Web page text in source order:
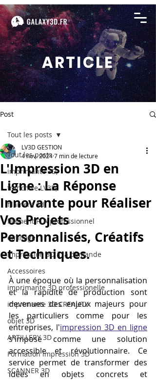
ARTICLE
Post
Tout les posts
imprimante 3D,
franchise LV3D,
filament 3d,
filament PLA professionnel
outillage
impression 3D à la demande
Accessoires
imprimante 3D professionelle
imprimante 3D CREALITY
objet 3D
ARTILLERY 3D
Formation impression 3D
SCANNER 3D
Tout les posts
L'Impression 3D en
Ligne : La Réponse
Innovante pour Réaliser
Vos Projets
Personnalisés, Créatifs
et Techniques.
LV3D GESTION
4 nov. 20247 min de lecture
À une époque où la personnalisation
et la rapidité de production sont
devenues des enjeux majeurs pour
les particuliers comme pour les
entreprises, l'impression 3D en ligne
s'impose comme une solution
accessible et révolutionnaire. Ce
service permet de transformer des
idées en objets concrets et